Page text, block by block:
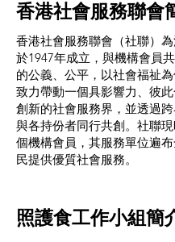
香港社會服務聯會
香港社會服務聯會（社聯）為
於1947年成立，與機構會員
的公義、公平，以社會福祉
致力帶動一個具影響力、彼
創新的社會服務界，並透過跨
與各持份者同行共創。社聯
個機構會員，其服務單位遍
民提供優質社會服務。
照護食工作小組簡